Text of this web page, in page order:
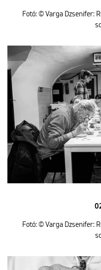
Fotó: © Varga Dzsenifer:
Fotó: © Varga Dzsenifer: